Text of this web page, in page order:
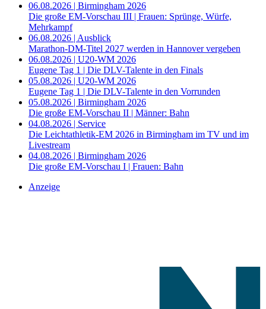
06.08.2026 | Birmingham 2026
Die große EM-Vorschau III | Frauen: Sprünge, Würfe,
Mehrkampf
06.08.2026 | Ausblick
Marathon-DM-Titel 2027 werden in Hannover vergeben
06.08.2026 | U20-WM 2026
Eugene Tag 1 | Die DLV-Talente in den Finals
05.08.2026 | U20-WM 2026
Eugene Tag 1 | Die DLV-Talente in den Vorrunden
05.08.2026 | Birmingham 2026
Die große EM-Vorschau II | Männer: Bahn
04.08.2026 | Service
Die Leichtathletik-EM 2026 in Birmingham im TV und im
Livestream
04.08.2026 | Birmingham 2026
Die große EM-Vorschau I | Frauen: Bahn
Anzeige